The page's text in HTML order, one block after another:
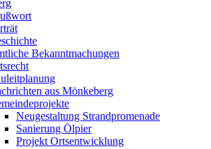
Bekanntmachungen
aus Mönkeberg
Neugestaltung Strandpromenade
Sanierung Ölpier
Projekt Ortsentwicklung